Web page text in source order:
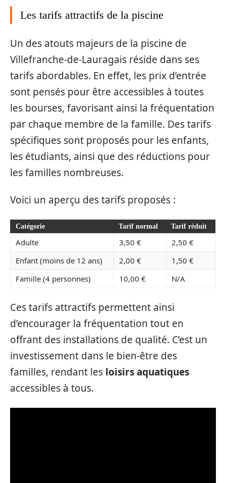
Les tarifs attractifs de la piscine
Un des atouts majeurs de la piscine de
Villefranche-de-Lauragais réside dans ses
tarifs abordables. En effet, les prix d’entrée
sont pensés pour être accessibles à toutes
les bourses, favorisant ainsi la fréquentation
par chaque membre de la famille. Des tarifs
spécifiques sont proposés pour les enfants,
les étudiants, ainsi que des réductions pour
les familles nombreuses.
Voici un aperçu des tarifs proposés :
Catégorie Tarif normal Tarif réduit
Adulte 3,50 €
2,50 €
Enfant (moins de 12 ans)
2,00 €
1,50 €
Famille (4 personnes)
10,00 € N/A
Ces tarifs attractifs permettent ainsi
d’encourager la fréquentation tout en
offrant des installations de qualité. C’est un
investissement dans le bien-être des
familles, rendant les loisirs aquatiques
accessibles à tous.